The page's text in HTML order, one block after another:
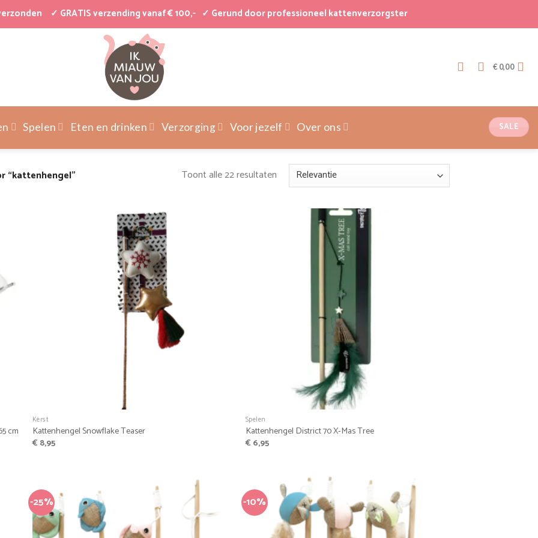
✓ GRATIS verzending vanaf € 100,- ✓ Gerund door professioneel kattenverzorgster
€ 0,00
Spelen Eten en drinken Verzorging Voor jezelf Over ons SALE
“kattenhengel” Toont alle 22 resultatenGesorteerd
nieuwste
cm
Kerst
Kattenhengel Snowflake Teaser
€ 8,95
Spelen
Kattenhengel District 70 X-Mas Tree
€ 6,95
-25% -10%